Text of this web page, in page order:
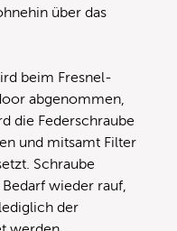
über das
beim Fresnel-
abgenommen,
die Federschraube
und mitsamt Filter
Schraube
wieder rauf,
der